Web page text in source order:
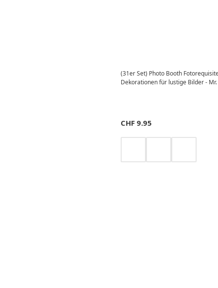
(31er Set) Photo Booth
Dekorationen für lustige Bilder -
CHF 9.95